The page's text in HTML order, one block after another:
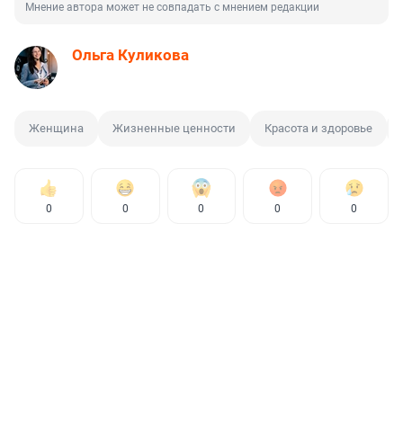
Мнение автора может не совпадать с мнением редакции
Ольга Куликова
Женщина Жизненные ценности Красота и здоровье
0 0 0 0 0